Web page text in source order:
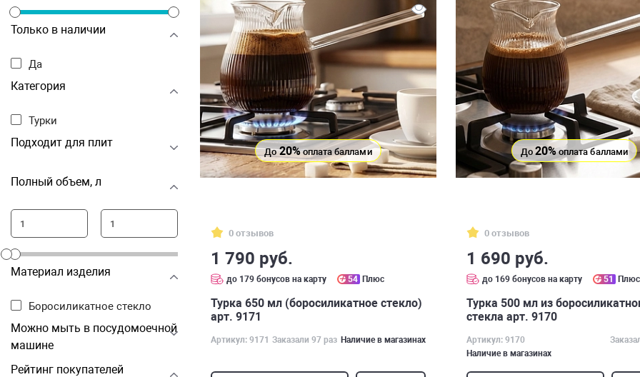
Только в наличии
Да
Категория
Турки
Подходит для плит
Полный объем, л
Материал изделия
Боросиликатное стекло
Можно мыть в посудомоечной
машине
Рейтинг покупателей
До20%оплата баллами
0 отзывов
1 790 руб.
до 179 бонусов на карту 54 Плюс
Турка 650 мл (боросиликатное стекло)
арт. 9171
Артикул: 9171 Заказали 97 раз Наличие в магазинах
До 20%оплата баллами
0 отзывов
1 690 руб.
до 169 бонусов на карту 51 Плюс
Турка 500 мл из
стекла арт. 9170
Артикул: 9170
Наличие в магазинах